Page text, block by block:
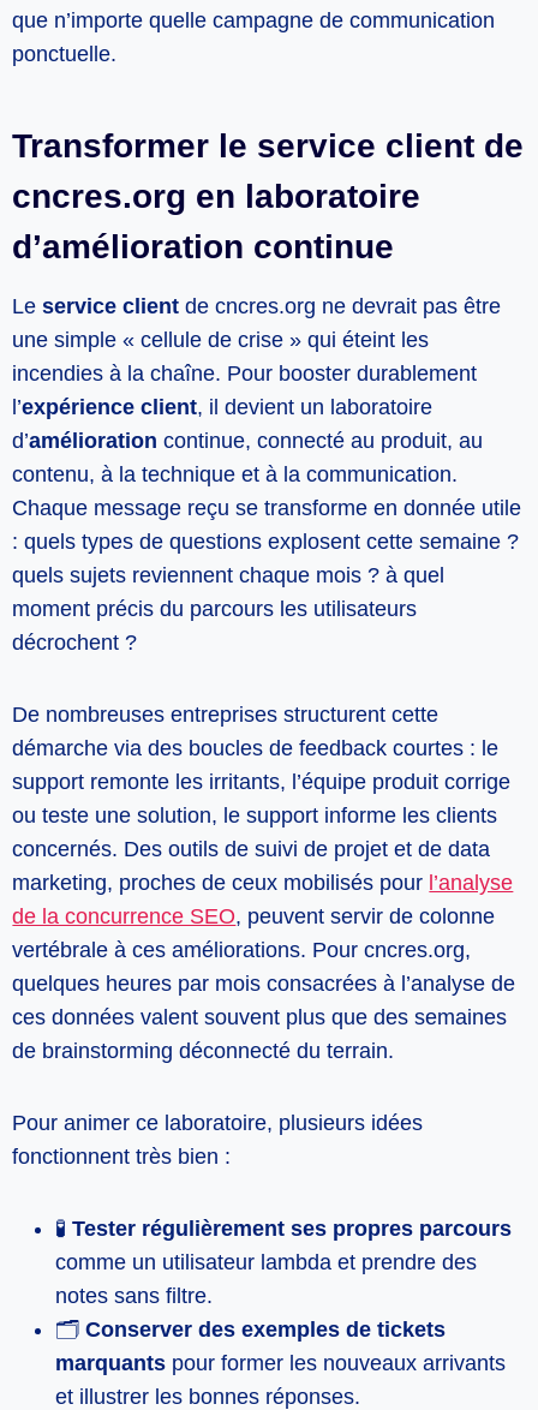
que n’importe quelle campagne de communication
ponctuelle.
Transformer le service client de
cncres.org en laboratoire
d’amélioration continue
Leservice client de cncres.org ne devrait pas être
une simple « cellule de crise » qui éteint les
incendies à la chaîne. Pour booster durablement
l’expérience client, il devient un laboratoire
d’amélioration continue, connecté au produit, au
contenu, à la technique et à la communication.
Chaque message reçu se transforme en donnée utile
: quels types de questions explosent cette semaine ?
quels sujets reviennent chaque mois ? à quel
moment précis du parcours les utilisateurs
décrochent ?
De nombreuses entreprises structurent cette
démarche via des boucles de feedback courtes : le
support remonte les irritants, l’équipe produit corrige
ou teste une solution, le support informe les clients
concernés. Des outils de suivi de projet et de data
marketing, proches de ceux mobilisés pour l’analyse
de la concurrence SEO, peuvent servir de colonne
vertébrale à ces améliorations. Pour cncres.org,
quelques heures par mois consacrées à l’analyse de
ces données valent souvent plus que des semaines
de brainstorming déconnecté du terrain.
Pour animer ce laboratoire, plusieurs idées
fonctionnent très bien :
🧪Tester régulièrement ses propres parcours
comme un utilisateur lambda et prendre des
notes sans filtre.
🗂️Conserver des exemples de tickets
marquants pour former les nouveaux arrivants
et illustrer les bonnes réponses.